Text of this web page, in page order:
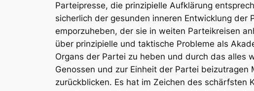
Parteipresse, die prinzipielle Aufklärung
sicherlich der gesunden inneren Entwicklung
emporzuheben, der sie in weiten Parteikreisen
über prinzipielle und taktische Probleme als
Organs der Partei zu heben und durch das alles
Genossen und zur Einheit der Partei
zurückblicken. Es hat im Zeichen des